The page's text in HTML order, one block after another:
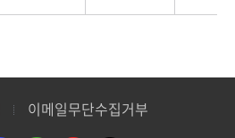
이메일무단수집거부